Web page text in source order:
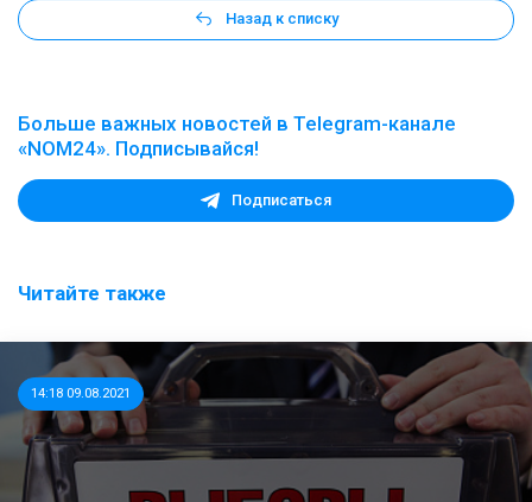
Назад к списку
Больше важных новостей в Telegram-канале
«NOM24». Подписывайся!
Подписаться
Читайте также
14:18 09.08.2021